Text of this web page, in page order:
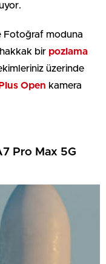
Fotoğraf moduna
bir pozlama
üzerinde
Open kamera
Pro Max 5G